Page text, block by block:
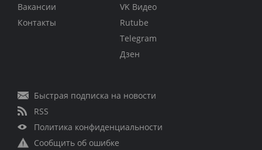
Вакансии
Контакты
VK Видео
Rutube
Telegram
Дзен
Быстрая подписка на новости
RSS
Политика конфиденциальности
Сообщить об ошибке